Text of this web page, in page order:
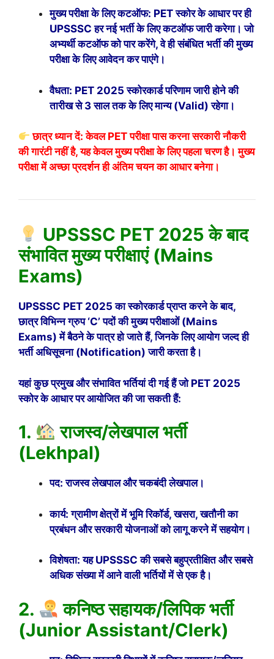
मुख्य परीक्षा के लिए कटऑफ: PET स्कोर के आधार पर ही
UPSSSC हर नई भर्ती के लिए कटऑफ जारी करेगा। जो
अभ्यर्थी कटऑफ को पार करेंगे, वे ही संबंधित भर्ती की मुख्य
परीक्षा के लिए आवेदन कर पाएंगे।
वैधता: PET 2025 स्कोरकार्ड परिणाम जारी होने की
तारीख से 3 साल तक के लिए मान्य (Valid) रहेगा।
छात्र ध्यान दें: केवल PET परीक्षा पास करना सरकारी नौकरी
की गारंटी नहीं है, यह केवल मुख्य परीक्षा के लिए पहला चरण है। मुख्य
परीक्षा में अच्छा प्रदर्शन ही अंतिम चयन का आधार बनेगा।
UPSSSC PET 2025 के बाद
संभावित मुख्य परीक्षाएं (Mains
Exams)
UPSSSC PET 2025 का स्कोरकार्ड प्राप्त करने के बाद,
छात्र विभिन्न ग्रुप ‘C’ पदों की मुख्य परीक्षाओं (Mains
Exams) में बैठने के पात्र हो जाते हैं, जिनके लिए आयोग जल्द ही
भर्ती अधिसूचना (Notification) जारी करता है।
यहां कुछ प्रमुख और संभावित भर्तियां दी गई हैं जो PET 2025
स्कोर के आधार पर आयोजित की जा सकती हैं:
1.
राजस्व/लेखपाल भर्ती
(Lekhpal)
पद: राजस्व लेखपाल और चकबंदी लेखपाल।
कार्य: ग्रामीण क्षेत्रों में भूमि रिकॉर्ड, खसरा, खतौनी का
प्रबंधन और सरकारी योजनाओं को लागू करने में सहयोग।
विशेषता: यह UPSSSC की सबसे बहुप्रतीक्षित और सबसे
अधिक संख्या में आने वाली भर्तियों में से एक है।
2.
कनिष्ठ सहायक/लिपिक भर्ती
(Junior Assistant/Clerk)